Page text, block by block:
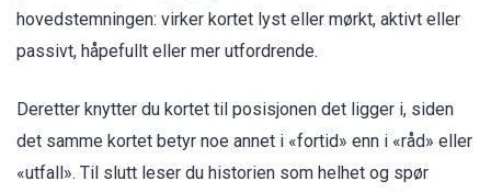
hovedstemningen: virker kortet lyst eller mørkt, aktivt eller
passivt, håpefullt eller mer utfordrende.
Deretter knytter du kortet til posisjonen det ligger i, siden
det samme kortet betyr noe annet i «fortid» enn i «råd» eller
«utfall». Til slutt leser du historien som helhet og spør